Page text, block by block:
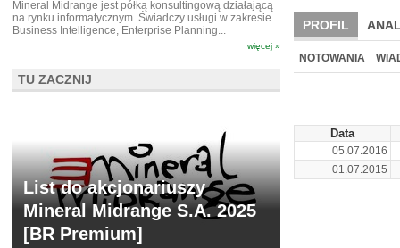
PROFIL
BR LAB
NOTOWANIA
Data
05.07.2016
01.07.2015
Mineral Midrange jest półką konsultingową działającą
na rynku informatycznym. Świadczy usługi w zakresie
Business Intelligence, Enterprise Planning...
więcej »
TU ZACZNIJ
List do akcjonariuszy
Mineral Midrange S.A. 2025
[BR Premium]